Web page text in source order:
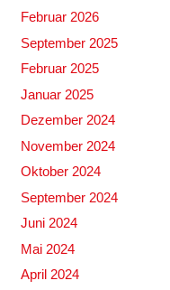
Februar 2026
September 2025
Februar 2025
Januar 2025
Dezember 2024
November 2024
Oktober 2024
September 2024
Juni 2024
Mai 2024
April 2024